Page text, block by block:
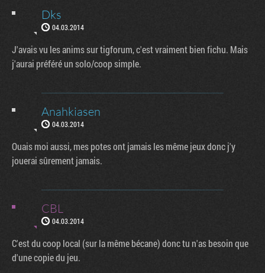
Dks
04.03.2014
J'avais vu les anims sur tigforum, c'est vraiment bien fichu. Mais
j'aurai préféré un solo/coop simple.
Anahkiasen
04.03.2014
Ouais moi aussi, mes potes ont jamais les même jeux donc j'y
jouerai sûrement jamais.
CBL
04.03.2014
C'est du coop local (sur la même bécane) donc tu n'as besoin que
d'une copie du jeu.